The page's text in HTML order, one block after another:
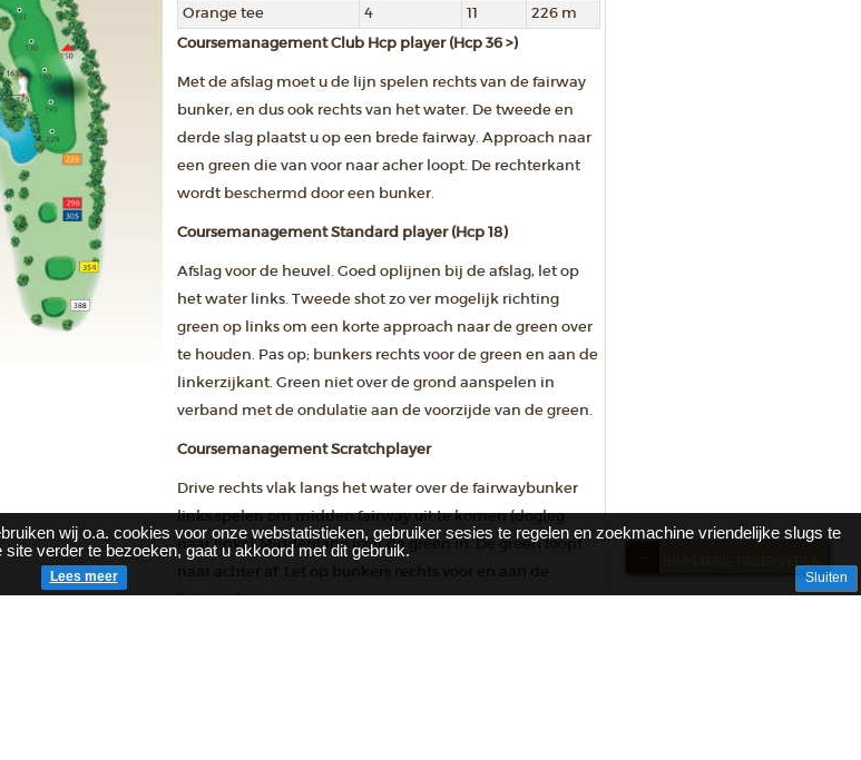
wij o.a. cookies voor onze webstatistieken, gebruiker sesies te regelen en zoekmachine vriendelijke slugs te
site verder te bezoeken, gaat u akkoord met dit gebruik.
Lees meer Sluiten
Orange tee
4 11
226 m
Coursemanagement Club Hcp player (Hcp 36 >)
Met de afslag moet u de lijn spelen rechts van de fairway
bunker, en dus ook rechts van het water. De tweede en
derde slag plaatst u op een brede fairway. Approach naar
een green die van voor naar acher loopt. De rechterkant
wordt beschermd door een bunker.
Coursemanagement Standard player (Hcp 18)
Afslag voor de heuvel. Goed oplijnen bij de afslag, let op
het water links. Tweede shot zo ver mogelijk richting
green op links om een korte approach naar de green over
te houden. Pas op; bunkers rechts voor de green en aan de
linkerzijkant. Green niet over de grond aanspelen in
verband met de ondulatie aan de voorzijde van de green.
Coursemanagement Scratchplayer
Drive rechts vlak langs het water over de fairwaybunker
links spelen om midden fairway uit te komen (dogleg
naar links). Middenlang ijzer de green in. De green loopt
linkerzijkant.